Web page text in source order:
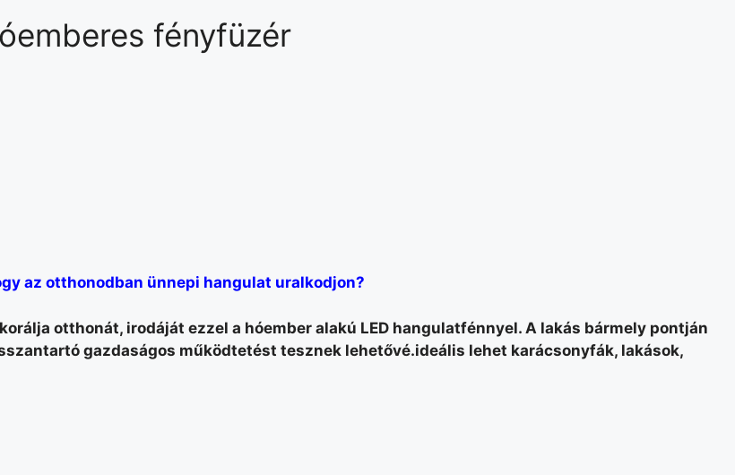
fényfüzér
az otthonodban ünnepi hangulat uralkodjon?
otthonát, irodáját ezzel a hóember alakú LED hangulatfénnyel. A lakás bármely pontján
gazdaságos működtetést tesznek lehetővé.ideális lehet karácsonyfák, lakások,